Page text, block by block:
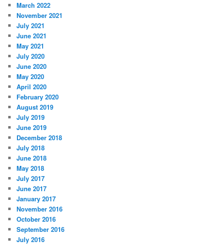
March 2022
November 2021
July 2021
June 2021
May 2021
July 2020
June 2020
May 2020
April 2020
February 2020
August 2019
July 2019
June 2019
December 2018
July 2018
June 2018
May 2018
July 2017
June 2017
January 2017
November 2016
October 2016
September 2016
July 2016